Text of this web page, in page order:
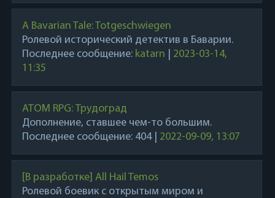
A Bavarian Tale: Totgeschwiegen
Ролевой исторический детектив в Баварии.
Последнее сообщение: katarn
2023-03-14,
11:35
ATOM RPG: Трудоград
Дополнение, ставшее чем-то большим.
Последнее сообщение: 404| 2022-09-09, 13:07
[В разработке] All Hail Temos
Ролевой боевик с открытым миром и